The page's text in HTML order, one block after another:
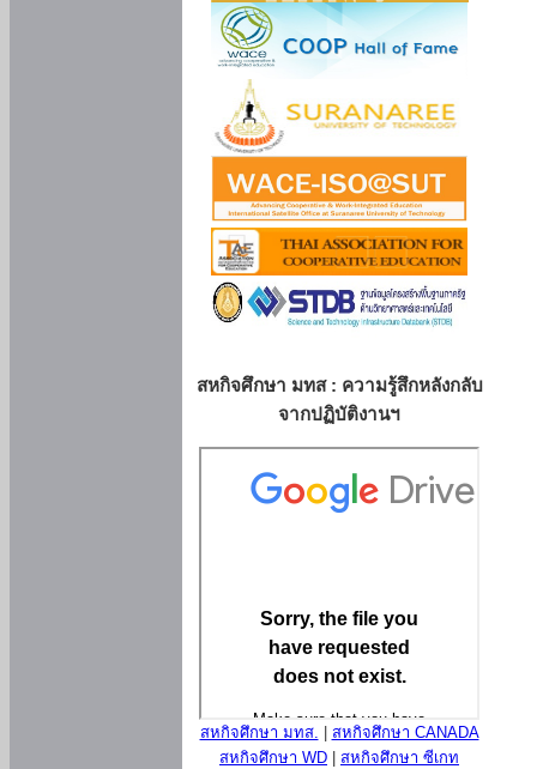
สหกิจศึกษา มทส : ความรู้สึกหลังกลับ
จากปฏิบัติงานฯ
สหกิจศึกษา มทส.
สหกิจศึกษา CANADA
สหกิจศึกษา WD
สหกิจศึกษา ซีเกท